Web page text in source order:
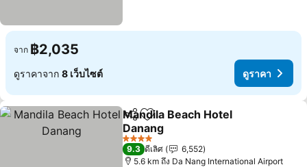
จาก ฿2,035
ดูราคาจาก 8 เว็บไซต์ ดูราคา
แชร์ เพิ่มในรายการโปรด
Mandila Beach Hotel
Danang
4 ดาว
9.3 ดีเลิศ
6,552
5.6 km ถึง Da Nang International Airport